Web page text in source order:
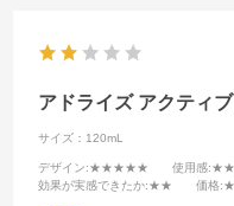
アドライズ アクティ
サイズ：120mL
デザイン:★★★★★ 使用感
効果が実感できたか:★★ 価格